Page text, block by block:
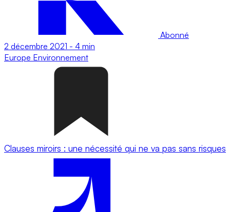
Abonné
2 décembre 2021 - 4 min
Europe Environnement
Clauses miroirs : une nécessité qui ne va pas sans risques